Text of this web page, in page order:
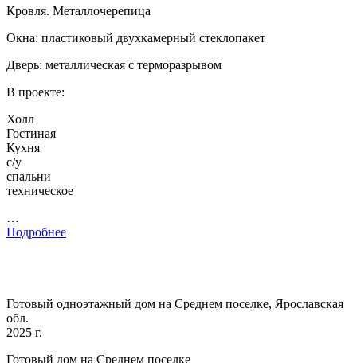
Кровля. Металлочерепица
Окна: пластиковый двухкамерный стеклопакет
Дверь: металлическая с терморазрывом
В проекте:
Холл
Гостиная
Кухня
с/у
спальни
техническое
…
Подробнее
Готовый одноэтажный дом на Среднем поселке, Ярославская
обл.
2025 г.
Готовый дом на Среднем поселке